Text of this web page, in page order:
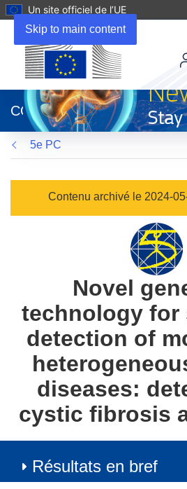
Skip to main content
Un site officiel de l’UE
dans
une
nouvelle
fenêtre)
CORDIS
5e PC
Contenu archivé le 2024-
Novel
technology for
detection of
diseases:
cystic fibrosis
Résultats en bref